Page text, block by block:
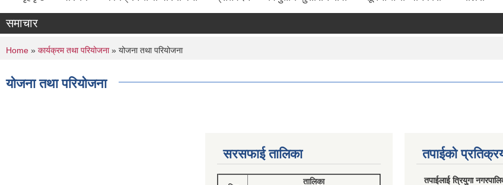
समाचार
You are here
Home » कार्यक्रम तथा परियोजना» योजना तथा परियोजना
योजना तथा परियोजना
सरसफाई तालिका
तालिका
तपाईको
तपाईलाई त्रियुगा